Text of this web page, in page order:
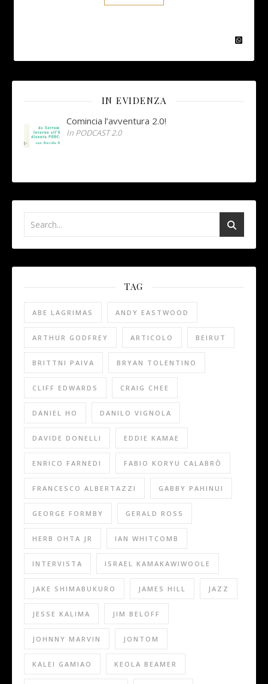
IN EVIDENZA
Comincia l’avventura 2.0!
In PODCAST 2.0
TAG
ABE LAGRIMAS ANDY EASTWOOD
ARTHUR GODFREY ARTICOLO BEIRUT
BRITTNI PAIVA BRYAN TOLENTINO
CLIFF EDWARDS CRAIG CHEE
DANIEL HO DANILO VIGNOLA
DAVIDE DONELLI EDDIE KAMAE
ENRICO FARNEDI FABIO KORYU CALABRÒ
FRANCESCO ALBERTAZZI GABBY PAHINUI
GEORGE FORMBY GERALD ROSS
HERB OHTA JR IAN WHITCOMB
INTERVISTA ISRAEL KAMAKAWIWOOLE
JAKE SHIMABUKURO JAMES HILL JAZZ
JESSE KALIMA JIM BELOFF
JOHNNY MARVIN JONTOM
KALEI GAMIAO KEOLA BEAMER